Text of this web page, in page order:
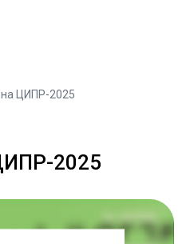
ЦИПР-2025
2025